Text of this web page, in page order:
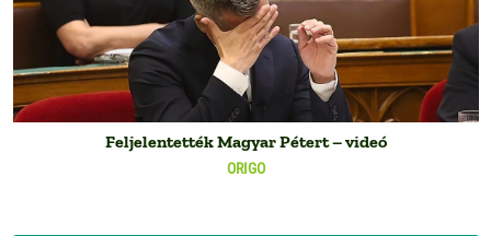
ORIGO
Feljelentették Magyar Pétert – videó